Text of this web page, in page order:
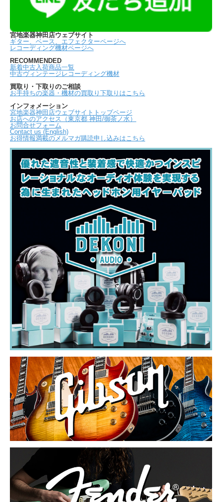
宮地楽器神田店ウェブサイト
ギター、ベース、エフェクターページへ
レコーディング機材ページへ
RECOMMENDED
新着中古入荷商品一覧
中古ヴィンテージレコーディング機材
買取り・下取りのご相談
お手持ちの楽器・機材の買取り下取りはこちら
インフォメーション
宮地楽器神田店ウェブサイトトップページ
お店へのアクセス（東京都 神田/御茶ノ水）
お問合せフォーム
Contact us (English)
お得情報満載のメルマガ購読申し込みはこちら